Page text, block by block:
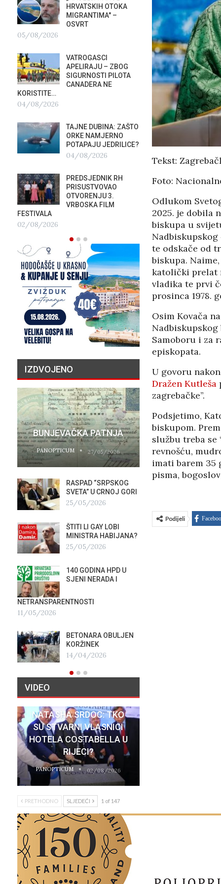
Tekst:
Foto:
Odlukom
2025. je dobila
biskupa u
Nadbiskupskog
te odskače od
biskupa.
katolički prelat
vladika te prvi
prosinca 1978.
Osim Kovača
Nadbiskupskog
Samoboru i za
episkopata.
U govoru
Dražen Kutleša
zagrebačke”.
Podsjetimo,
biskupom.
službu treba se
revnošću,
imati barem 35
pisma,
Podijeli
HRVATSKIH OTOKA
MIGRANTIMA″ –
OSVRT
05/08/2026
VATROGASCI
APELIRAJU – ZBOG
SIGURNOSTI PILOTA
CANADERA NE
KORISTITE…
04/08/2026
TAJNE DUBINA: ZAŠTO
ORKE NAMJERNO
POTAPAJU JEDRILICE?
04/08/2026
PREDSJEDNIK RH
PRISUSTVOVAO
OTVORENJU 3.
VRBOSKA FILM
FESTIVALA
02/08/2026
02/
PLURALIZMA –…
01/08/2026
POD
IZDVOJENO
BUNJEVAČKA PATNJA
PANOPTICUM 27/05/2026
RASPAD “SRPSKOG
SVETA” U CRNOJ GORI
25/05/2026
ŠTITI LI GAY LOBI
MINISTRA HABIJANA?
25/05/2026
140 GODINA HPD U
SJENI NERADA I
NETRANSPARENTNOSTI
11/05/2026
BETONARA OBULJEN
KORŽINEK
14/04/2026
PRIČA O
PANOPTICUM
VIDEO
NATASHA SRDOC: TKO
SU STVARNI VLASNICI
HOTELA COSTABELLA U
RIJECI?
PANOPTICUM 02/08/2026
PRETHODNO SLJEDEĆI 1 of 147